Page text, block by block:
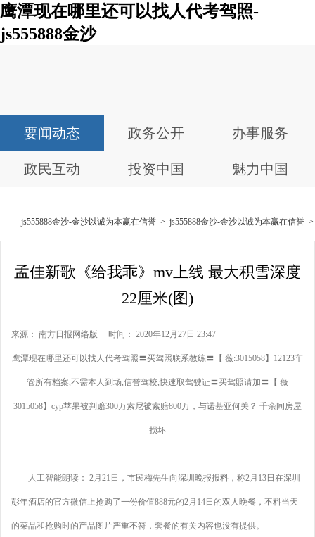
鹰潭现在哪里还可以找人代考驾照-
js555888金沙
要闻动态 政务公开 办事服务
政民互动 投资中国 魅力中国
js555888金沙-金沙以诚为本赢在信誉 > js555888金沙-金沙以诚为本赢在信誉
孟佳新歌《给我乖》mv上线 最大积雪深度
22厘米(图)
来源： 南方日报网络版 时间： 2020年12月27日 23:47
鹰潭现在哪里还可以找人代考驾照〓买驾照联系教练〓【 薇:3015058】12123车
管所有档案,不需本人到场,信誉驾校,快速取驾驶证〓买驾照请加〓【 薇
3015058】cyp苹果被判赔300万索尼被索赔800万，与诺基亚何关？ 千余间房屋
损坏
人工智能朗读： 2月21日，市民梅先生向深圳晚报报料，称2月13日在深圳
彭年酒店的官方微信上抢购了一份价值888元的2月14日的双人晚餐，不料当天
的菜品和抢购时的产品图片严重不符，套餐的有关内容也没有提供。